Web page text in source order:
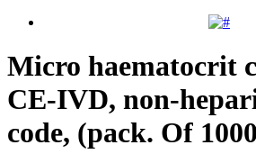
Micro haematocrit
CE-IVD, non-
code, (pack. Of